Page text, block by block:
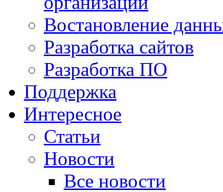
Востановление
Разработка сайтов
Разработка ПО
Поддержка
Интересное
Статьи
Новости
Все новости